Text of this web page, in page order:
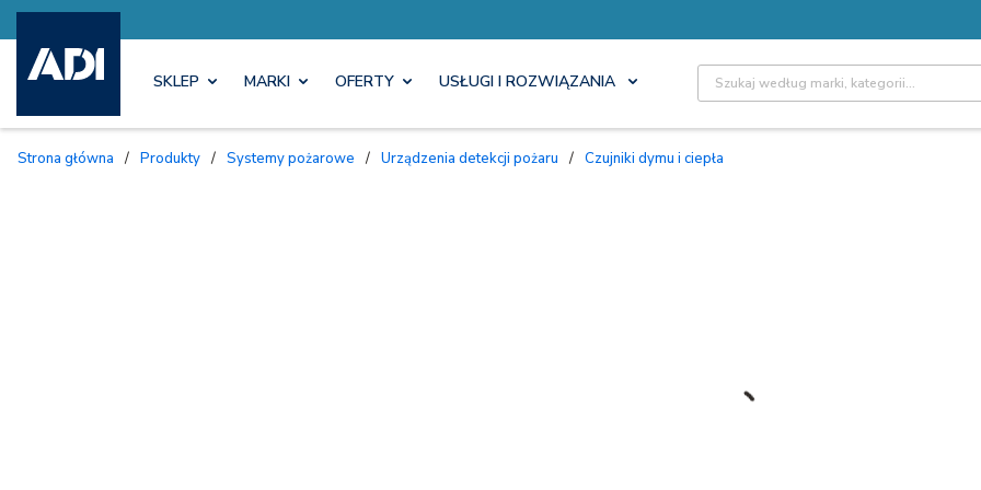
SKLEP MARKI OFERTY USŁUGI I ROZWIĄZANIA Site Search
Strona główna / Produkty / Systemy pożarowe / Urządzenia detekcji pożaru / Czujniki dymu i ciepła